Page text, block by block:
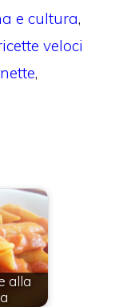
e cultura,
veloci
,
alla